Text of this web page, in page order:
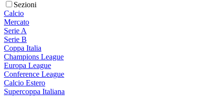
Sezioni
Calcio
Mercato
Serie A
Serie B
Coppa Italia
Champions League
Europa League
Conference League
Calcio Estero
Supercoppa Italiana